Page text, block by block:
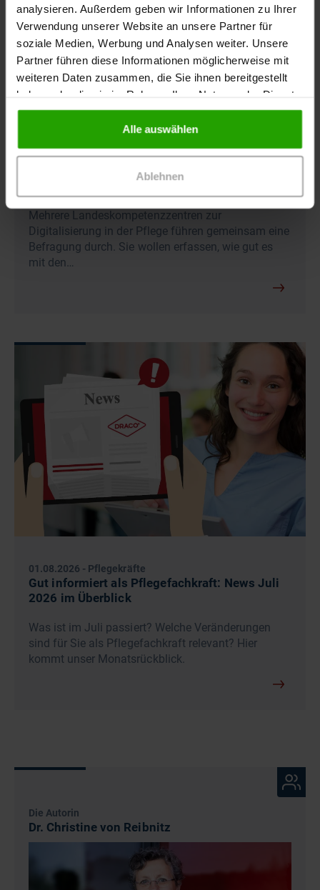
analysieren. Außerdem geben wir Informationen zu Ihrer
Verwendung unserer Website an unsere Partner für
soziale Medien, Werbung und Analysen weiter. Unsere
Partner führen diese Informationen möglicherweise mit
weiteren Daten zusammen, die Sie ihnen bereitgestellt
haben oder die sie im Rahmen Ihrer Nutzung der Dienste
gesammelt haben.
Alle auswählen
Ablehnen
02.08.2026-Pflegekräfte
Wie steht es um die Digitalisierung in der
Mehrere Landeskompetenzzentren zur
Digitalisierung in der Pflege führen gemeinsam eine
Befragung durch. Sie wollen erfassen, wie gut es
mit den…
01.08.2026 - Pflegekräfte
Gut informiert als Pflegefachkraft: News Juli
2026 im Überblick
Was ist im Juli passiert? Welche Veränderungen
sind für Sie als Pflegefachkraft relevant? Hier
kommt unser Monatsrückblick.
Die Autorin
Dr. Christine von Reibnitz